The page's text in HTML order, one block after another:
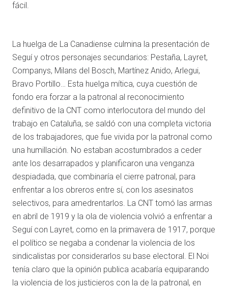
fácil.
La huelga de La Canadiense culmina la presentación de
Seguí y otros personajes secundarios: Pestaña, Layret,
Companys, Milans del Bosch, Martínez Anido, Arlegui,
Bravo Portillo… Esta huelga mítica, cuya cuestión de
fondo era forzar a la patronal al reconocimiento
definitivo de la CNT como interlocutora del mundo del
trabajo en Cataluña, se saldó con una completa victoria
de los trabajadores, que fue vivida por la patronal como
una humillación. No estaban acostumbrados a ceder
ante los desarrapados y planificaron una venganza
despiadada, que combinaría el cierre patronal, para
enfrentar a los obreros entre sí, con los asesinatos
selectivos, para amedrentarlos. La CNT tomó las armas
en abril de 1919 y la ola de violencia volvió a enfrentar a
Seguí con Layret, como en la primavera de 1917, porque
el político se negaba a condenar la violencia de los
sindicalistas por considerarlos su base electoral. El Noi
tenía claro que la opinión publica acabaría equiparando
la violencia de los justicieros con la de la patronal, en